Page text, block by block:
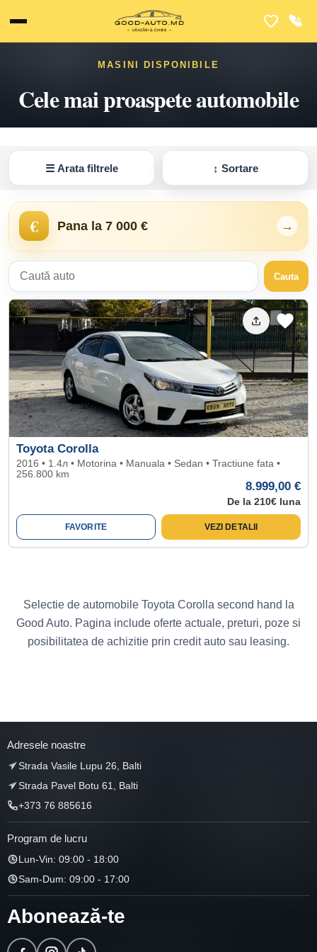
MASINI DISPONIBILE
Cele mai proaspete automobile
☰ Arata filtrele ↕ Sortare
€ Pana la 7 000 € →
Cauta
Toyota Corolla
2016 • 1.4л • Motorina • Manuala • Sedan • Tractiune fata •
256.800 km
8.999,00 €
De la 210€ luna
FAVORITE VEZI DETALII
Selectie de automobile Toyota Corolla second hand la
Good Auto. Pagina include oferte actuale, preturi, poze si
posibilitatea de achizitie prin credit auto sau leasing.
Adresele noastre
Strada Vasile Lupu 26, Balti
Strada Pavel Botu 61, Balti
+373 76 885616
Program de lucru
Lun-Vin: 09:00 - 18:00
Sam-Dum: 09:00 - 17:00
Abonează-te